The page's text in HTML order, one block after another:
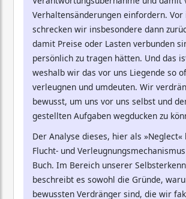
Verhaltensänderungen einfordern. Vor
schrecken wir insbesondere dann
damit Preise oder Lasten verbunden
persönlich zu tragen hätten. Und das
weshalb wir das vor uns Liegende so
verleugnen und umdeuten. Wir
bewusst, um uns vor uns selbst und
gestellten Aufgaben wegducken zu
Der Analyse dieses, hier als »Neglect«
Flucht- und
Buch. Im Bereich unserer
beschreibt es sowohl die Gründe,
bewussten Verdränger sind, die wir